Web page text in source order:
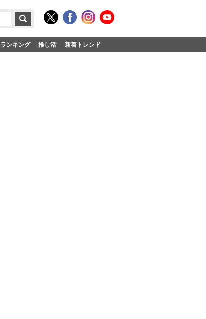
ランキング 推し活 新着トレンド